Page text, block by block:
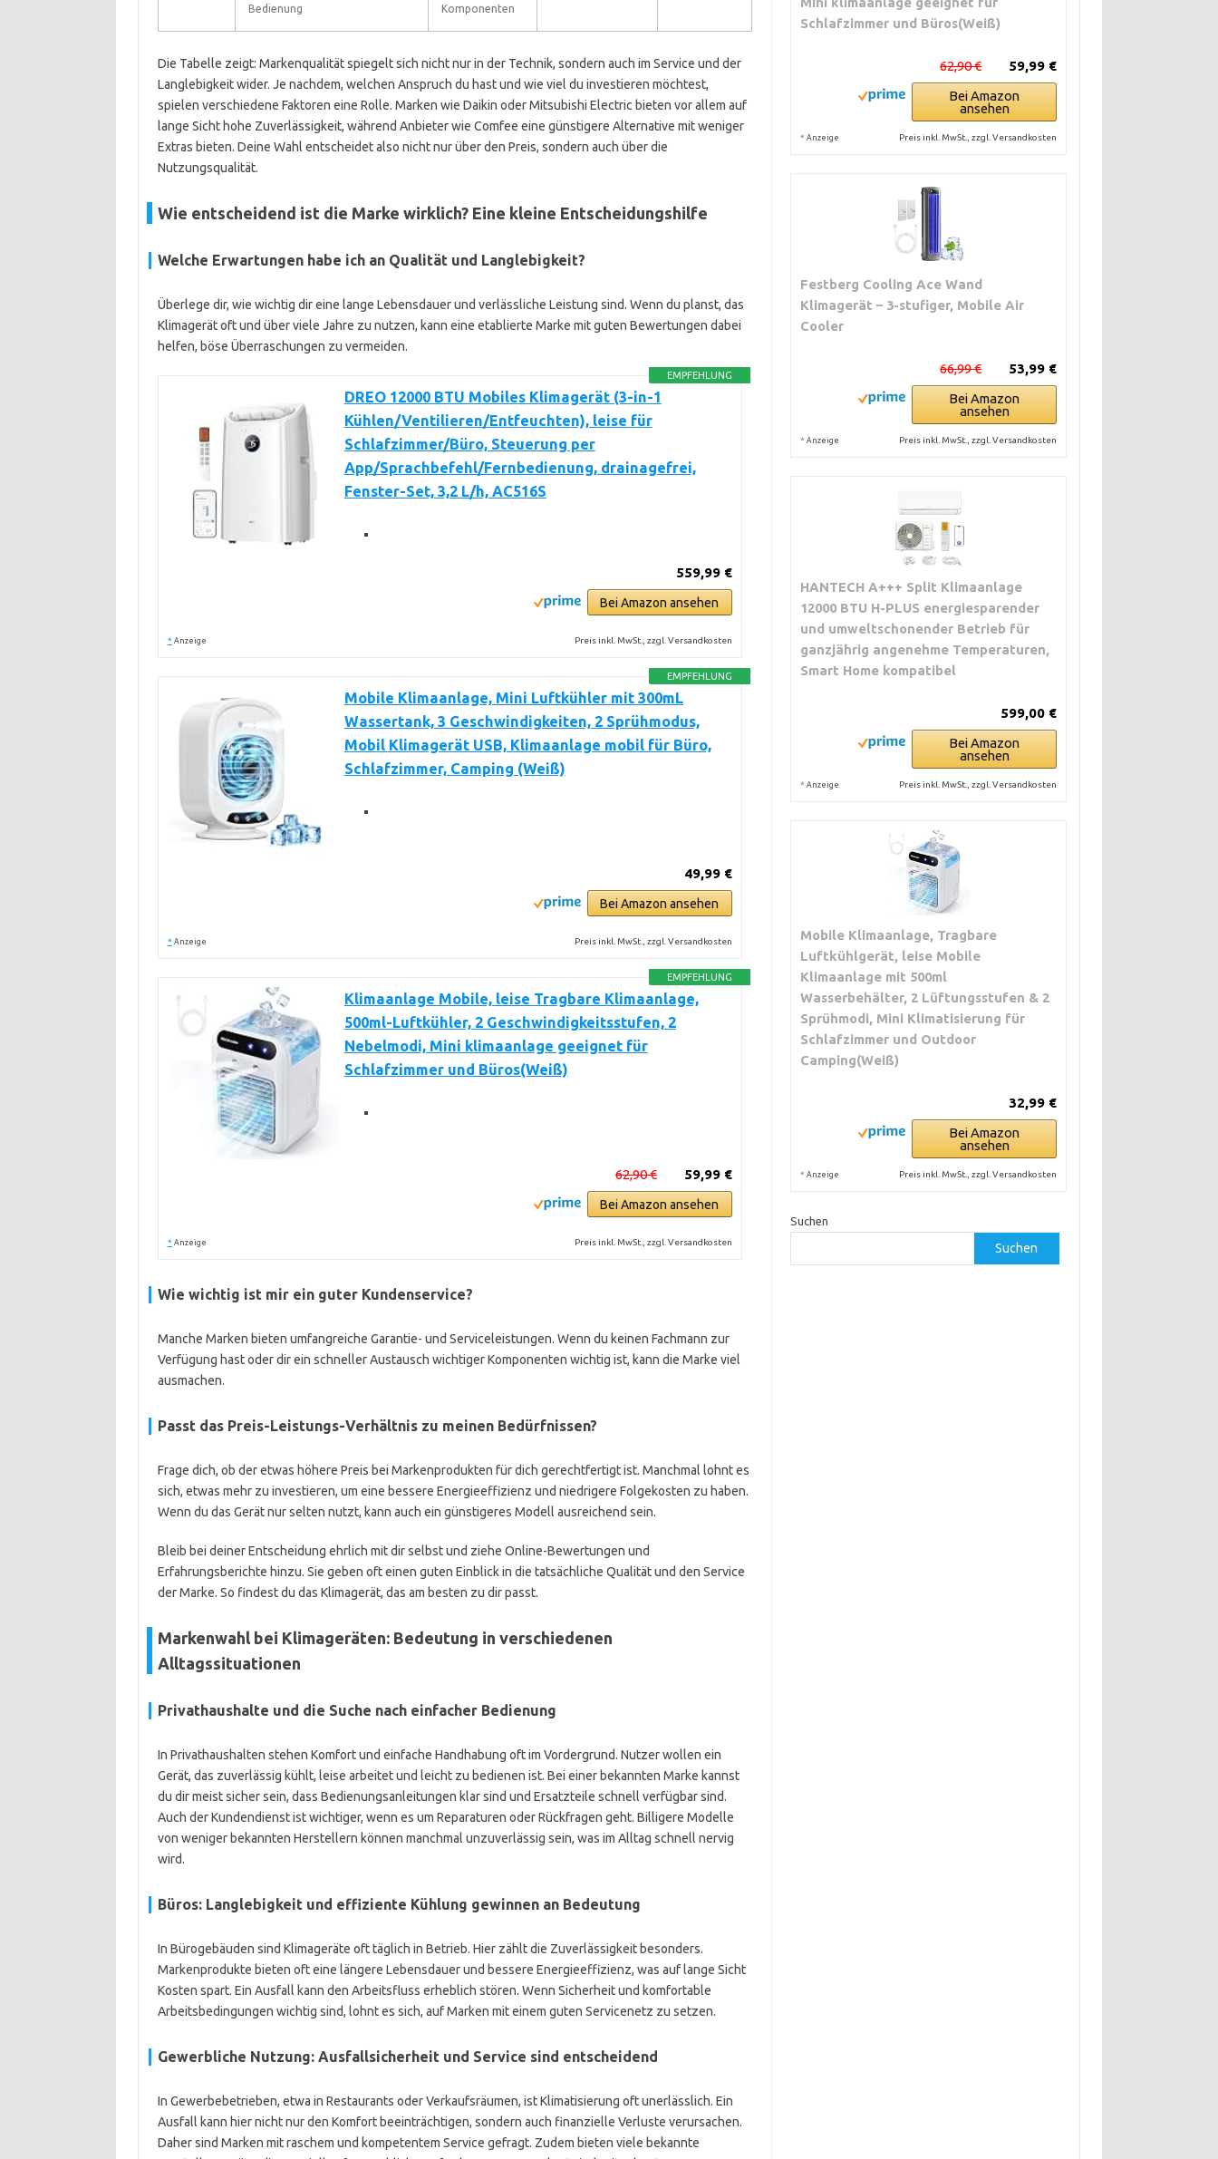
Bedienung
Komponenten
Die Tabelle zeigt: Markenqualität spiegelt sich nicht nur in der Technik, sondern auch im Service und der
Langlebigkeit wider. Je nachdem, welchen Anspruch du hast und wie viel du investieren möchtest,
spielen verschiedene Faktoren eine Rolle. Marken wie Daikin oder Mitsubishi Electric bieten vor allem auf
lange Sicht hohe Zuverlässigkeit, während Anbieter wie Comfee eine günstigere Alternative mit weniger
Extras bieten. Deine Wahl entscheidet also nicht nur über den Preis, sondern auch über die
Nutzungsqualität.
Wie entscheidend ist die Marke wirklich? Eine kleine Entscheidungshilfe
Welche Erwartungen habe ich an Qualität und Langlebigkeit?
Überlege dir, wie wichtig dir eine lange Lebensdauer und verlässliche Leistung sind. Wenn du planst, das
Klimagerät oft und über viele Jahre zu nutzen, kann eine etablierte Marke mit guten Bewertungen dabei
helfen, böse Überraschungen zu vermeiden.
EMPFEHLUNG
DREO 12000 BTU Mobiles Klimagerät (3-in-1
Kühlen/Ventilieren/Entfeuchten), leise für
Schlafzimmer/Büro, Steuerung per
App/Sprachbefehl/Fernbedienung, drainagefrei,
Fenster-Set, 3,2 L/h, AC516S
559,99 €
Bei Amazon ansehen
* Anzeige Preis inkl. MwSt., zzgl. Versandkosten
EMPFEHLUNG
Mobile Klimaanlage, Mini Luftkühler mit 300mL
Wassertank, 3 Geschwindigkeiten, 2 Sprühmodus,
Mobil Klimagerät USB, Klimaanlage mobil für Büro,
Schlafzimmer, Camping (Weiß)
49,99 €
Bei Amazon ansehen
* Anzeige Preis inkl. MwSt., zzgl. Versandkosten
EMPFEHLUNG
Klimaanlage Mobile, leise Tragbare Klimaanlage,
500ml-Luftkühler, 2 Geschwindigkeitsstufen, 2
Nebelmodi, Mini klimaanlage geeignet für
Schlafzimmer und Büros(Weiß)
59,99 €
62,90 €
Bei Amazon ansehen
* Anzeige Preis inkl. MwSt., zzgl. Versandkosten
Wie wichtig ist mir ein guter Kundenservice?
Manche Marken bieten umfangreiche Garantie- und Serviceleistungen. Wenn du keinen Fachmann zur
Verfügung hast oder dir ein schneller Austausch wichtiger Komponenten wichtig ist, kann die Marke viel
ausmachen.
Passt das Preis-Leistungs-Verhältnis zu meinen Bedürfnissen?
Frage dich, ob der etwas höhere Preis bei Markenprodukten für dich gerechtfertigt ist. Manchmal lohnt es
sich, etwas mehr zu investieren, um eine bessere Energieeffizienz und niedrigere Folgekosten zu haben.
Wenn du das Gerät nur selten nutzt, kann auch ein günstigeres Modell ausreichend sein.
Bleib bei deiner Entscheidung ehrlich mit dir selbst und ziehe Online-Bewertungen und
Erfahrungsberichte hinzu. Sie geben oft einen guten Einblick in die tatsächliche Qualität und den Service
der Marke. So findest du das Klimagerät, das am besten zu dir passt.
Markenwahl bei Klimageräten: Bedeutung in verschiedenen
Alltagssituationen
Privathaushalte und die Suche nach einfacher Bedienung
In Privathaushalten stehen Komfort und einfache Handhabung oft im Vordergrund. Nutzer wollen ein
Gerät, das zuverlässig kühlt, leise arbeitet und leicht zu bedienen ist. Bei einer bekannten Marke kannst
du dir meist sicher sein, dass Bedienungsanleitungen klar sind und Ersatzteile schnell verfügbar sind.
Auch der Kundendienst ist wichtiger, wenn es um Reparaturen oder Rückfragen geht. Billigere Modelle
von weniger bekannten Herstellern können manchmal unzuverlässig sein, was im Alltag schnell nervig
wird.
Büros: Langlebigkeit und effiziente Kühlung gewinnen an Bedeutung
In Bürogebäuden sind Klimageräte oft täglich in Betrieb. Hier zählt die Zuverlässigkeit besonders.
Markenprodukte bieten oft eine längere Lebensdauer und bessere Energieeffizienz, was auf lange Sicht
Kosten spart. Ein Ausfall kann den Arbeitsfluss erheblich stören. Wenn Sicherheit und komfortable
Arbeitsbedingungen wichtig sind, lohnt es sich, auf Marken mit einem guten Servicenetz zu setzen.
Gewerbliche Nutzung: Ausfallsicherheit und Service sind entscheidend
In Gewerbebetrieben, etwa in Restaurants oder Verkaufsräumen, ist Klimatisierung oft unerlässlich. Ein
Ausfall kann hier nicht nur den Komfort beeinträchtigen, sondern auch finanzielle Verluste verursachen.
Daher sind Marken mit raschem und kompetentem Service gefragt. Zudem bieten viele bekannte
Schlafzimmer und Büros(Weiß)
59,99 €
62,90 €
Bei Amazon
ansehen
* Anzeige Preis inkl. MwSt., zzgl. Versandkosten
Festberg Cooling Ace Wand
Klimagerät – 3-stufiger, Mobile Air
Cooler
53,99 €
66,99 €
Bei Amazon
ansehen
* Anzeige Preis inkl. MwSt., zzgl. Versandkosten
HANTECH A+++ Split Klimaanlage
12000 BTU H-PLUS energiesparender
und umweltschonender Betrieb für
ganzjährig angenehme Temperaturen,
Smart Home kompatibel
599,00 €
Bei Amazon
ansehen
* Anzeige Preis inkl. MwSt., zzgl. Versandkosten
Mobile Klimaanlage, Tragbare
Luftkühlgerät, leise Mobile
Klimaanlage mit 500ml
Wasserbehälter, 2 Lüftungsstufen & 2
Sprühmodi, Mini Klimatisierung für
Schlafzimmer und Outdoor
Camping(Weiß)
32,99 €
Bei Amazon
ansehen
* Anzeige Preis inkl. MwSt., zzgl. Versandkosten
Suchen
Suchen